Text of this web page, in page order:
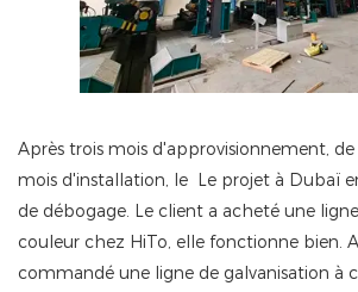
Après trois mois d'approvisionnement,
mois d'installation, le Le projet à Dubaï
de débogage. Le client a acheté une
couleur chez HiTo, elle fonctionne bien.
commandé une ligne de galvanisation à